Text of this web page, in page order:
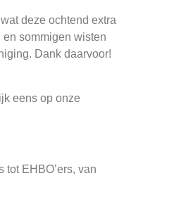
deze ochtend extra
sommigen wisten
Dank daarvoor!
eens op onze
EHBO’ers, van